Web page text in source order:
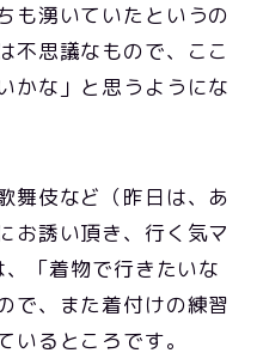
も湧いていたというの
不思議なもので、ここ
かな」と思うようにな
舞伎など（昨日は、あ
お誘い頂き、行く気マ
「着物で行きたいな
で、また着付けの練習
いるところです。